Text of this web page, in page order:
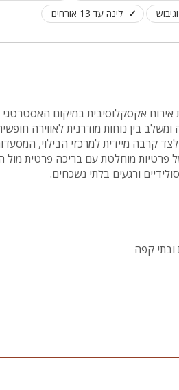
לינה עד 13 אורחים
אירוח אקסקלוסיבית במיקום
בין נוחות מודרנית לאווירה
קרבה מיידית למרכזי הבילוי,
פרטיות מוחלטת עם בריכה פרטית מול
ורגעים בלתי נשכחים.
קפה